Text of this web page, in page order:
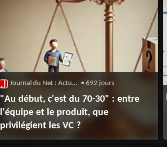
Journal du Net : Actualité du Capital-Risque • 692 jours
"Au début, c'est du 70-30" : entre
l'équipe et le produit, que
privilégient les VC ?